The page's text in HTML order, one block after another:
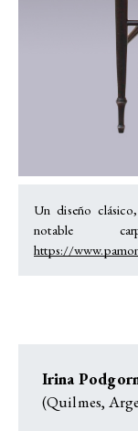
Un diseño
notable
https://
Irina
(Quilmes,